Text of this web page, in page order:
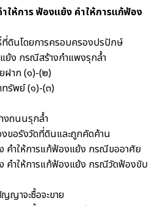
ให้การ ฟ้องแย้ง คำให้การแก้ฟ้อง
ดินโดยการครอบครองปรปักษ์
ย้ง กรณีสร้างกำแพงรุกล้ำ
ฝาก (๑)-(๒)
ทรัพย์ (๑)-(๓)
งถนนรุกล้ำ
ขอรังวัดที่ดินและถูกคัดค้าน
คำให้การแก้ฟ้องแย้ง กรณีขออาศัย
คำให้การแก้ฟ้องแย้ง กรณีวัดฟ้องขับ
ญาจะซื้อจะขาย